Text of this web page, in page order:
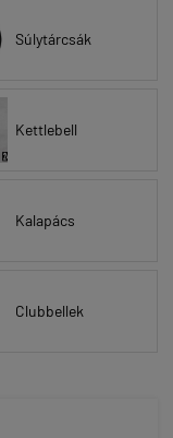
Súlytárcsák
Kettlebell
Kalapács
Clubbellek